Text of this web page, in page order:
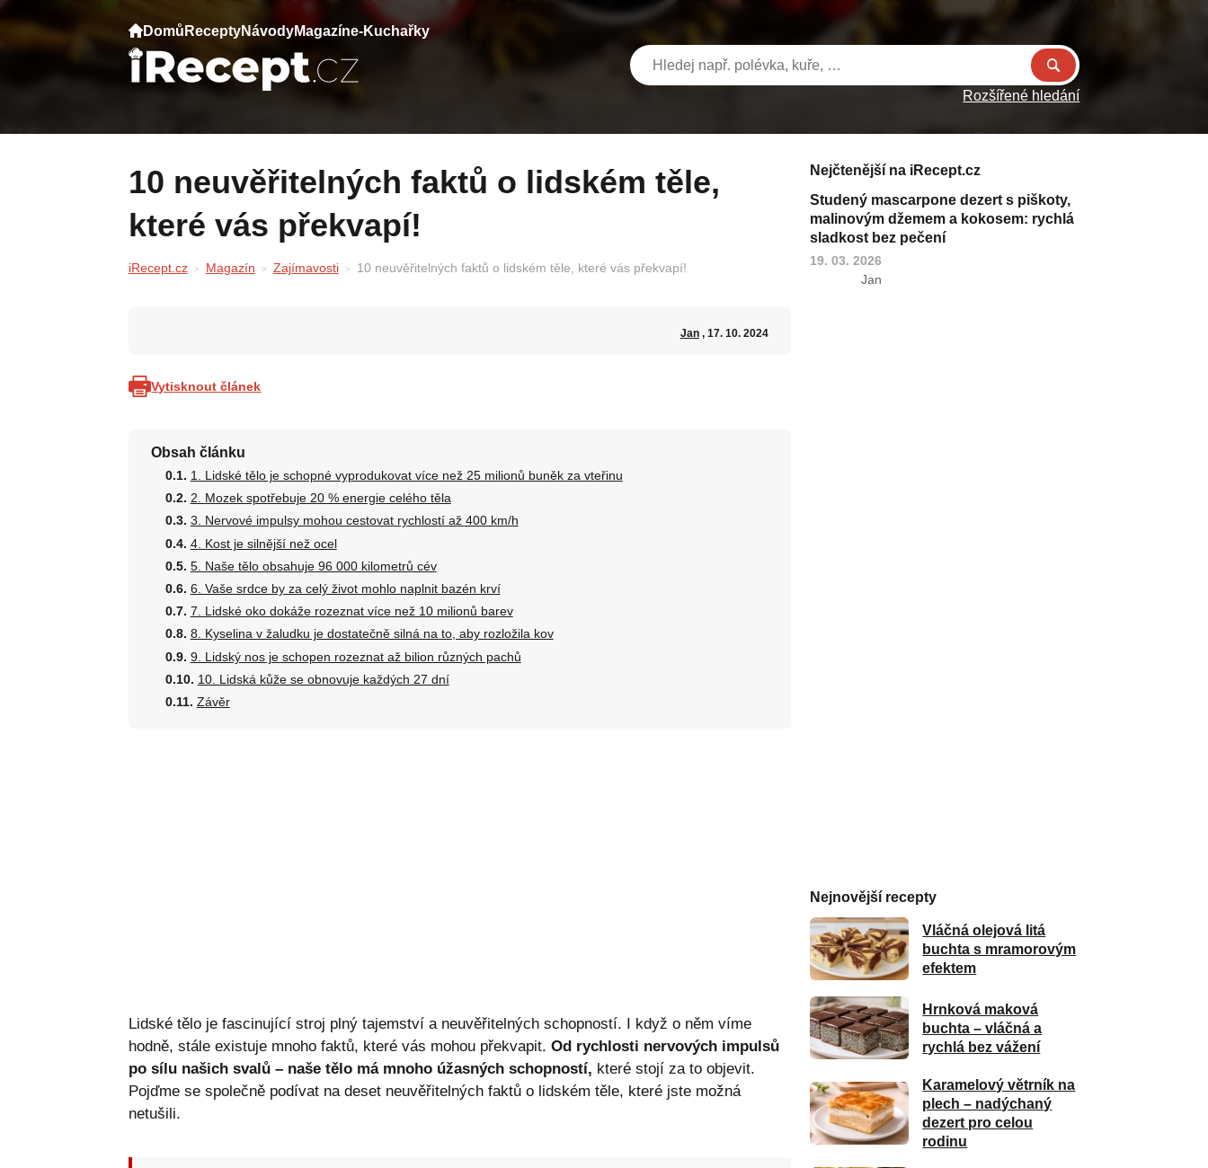
Domů ReceptyNávodyMagazíne-Kuchařky
Rozšířené hledání
10 neuvěřitelných faktů o lidském těle,
které vás překvapí!
iRecept.cz Magazín Zajímavosti 10 neuvěřitelných faktů o lidském těle, které vás překvapí!
Jan, 17. 10. 2024
Vytisknout článek
Obsah článku
1. Lidské tělo je schopné vyprodukovat více než 25 milionů buněk za vteřinu
2. Mozek spotřebuje 20 % energie celého těla
3. Nervové impulsy mohou cestovat rychlostí až 400 km/h
4. Kost je silnější než ocel
5. Naše tělo obsahuje 96 000 kilometrů cév
6. Vaše srdce by za celý život mohlo naplnit bazén krví
7. Lidské oko dokáže rozeznat více než 10 milionů barev
8. Kyselina v žaludku je dostatečně silná na to, aby rozložila kov
9. Lidský nos je schopen rozeznat až bilion různých pachů
10. Lidská kůže se obnovuje každých 27 dní
Závěr
Lidské tělo je fascinující stroj plný tajemství a neuvěřitelných schopností. I když o něm víme
hodně, stále existuje mnoho faktů, které vás mohou překvapit. Od rychlosti nervových impulsů
po sílu našich svalů – naše tělo má mnoho úžasných schopností, které stojí za to objevit.
Pojďme se společně podívat na deset neuvěřitelných faktů o lidském těle, které jste možná
netušili.
Nejčtenější na iRecept.cz
Studený mascarpone dezert s piškoty,
malinovým džemem a kokosem: rychlá
sladkost bez pečení
19. 03. 2026
Jan
Nejnovější recepty
Vláčná olejová litá
buchta s mramorovým
efektem
Hrnková maková
buchta – vláčná a
rychlá bez vážení
Karamelový větrník na
plech – nadýchaný
dezert pro celou
rodinu